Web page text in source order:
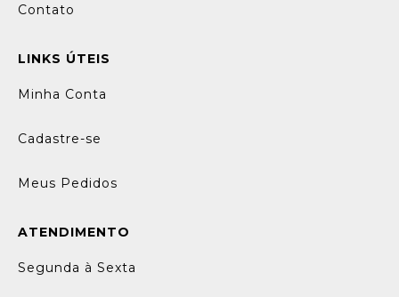
Contato
LINKS ÚTEIS
Minha Conta
Cadastre-se
Meus Pedidos
ATENDIMENTO
Segunda à Sexta